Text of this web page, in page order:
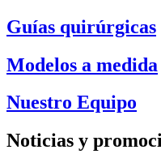
Guías quirúrgicas
Modelos a medida
Nuestro Equipo
Noticias y